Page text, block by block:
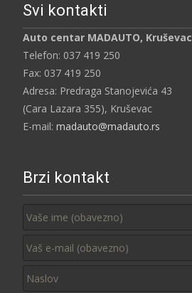
Svi kontakti
Auto centar MADAUTO, Kruševac
Telefon: 037 419 250
Fax: 037 419 250
Adresa: Predraga Stanojevića 43
(Cara Lazara 355), Kruševac
E-mail: madauto@madauto.rs
Brzi kontakt